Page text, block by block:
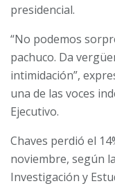
presidencial.
“No podemos
pachuco. Da
intimidación”,
una de las voces
Ejecutivo.
Chaves perdió el
noviembre, según
Investigación y